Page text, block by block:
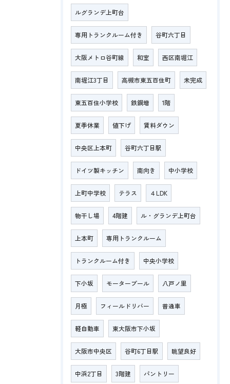
ルグランデ上町台
専用トランクルーム付き 谷町六丁目
大阪メトロ谷町線 和室 西区南堀江
南堀江3丁目 高槻市東五百住町 未完成
東五百住小学校 鉄鋼増 1階
夏季休業 値下げ 賃料ダウン
中央区上本町 谷町六丁目駅
ドイツ製キッチン 南向き 中小学校
上町中学校 テラス ４LDK
物干し場 4階建 ル・グランデ上町台
上本町 専用トランクルーム
トランクルーム付き 中央小学校
下小坂 モータープール 八戸ノ里
月極 フィールドリバー 普通車
軽自動車 東大阪市下小坂
大阪市中央区 谷町6丁目駅 眺望良好
中浜2丁目 3階建 パントリー